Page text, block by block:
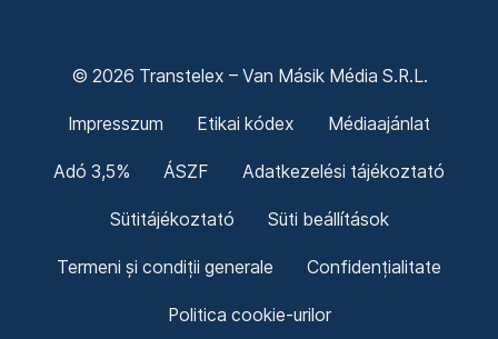
© 2026 Transtelex – Van Másik Média S.R.L.
Impresszum Etikai kódex Médiaajánlat
Adó 3,5% ÁSZF Adatkezelési tájékoztató
Sütitájékoztató Süti beállítások
Termeni și condiții generale Confidențialitate
Politica cookie-urilor